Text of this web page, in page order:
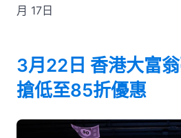
月 17日
3月22日 香港大富
搶低至85折優惠